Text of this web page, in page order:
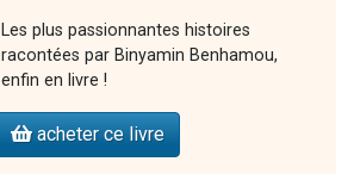
Les plus passionnantes histoires
racontées par Binyamin Benhamou,
enfin en livre !
acheter ce livre